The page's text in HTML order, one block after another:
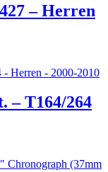
– Herren
– T164/264